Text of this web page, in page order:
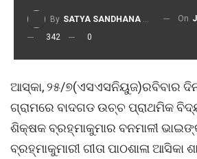
By SATYA SANDHANA DESK On
342
0
ଆସ୍କା, ୨୫/୭(ଏସଏସନିୟୁଜ)ରବିବାର
ଗ୍ରାମରେ ବାଦଗଡ ଉଚ୍ଚ ପ୍ରାଥମିକ
ଶିକ୍ଷକ ବ୍ରହ୍ମାକୁମାର ବନମାଳୀ
ବ୍ରହ୍ମାକୁମାରୀ ଗୀତା ପାଠଶାଳା